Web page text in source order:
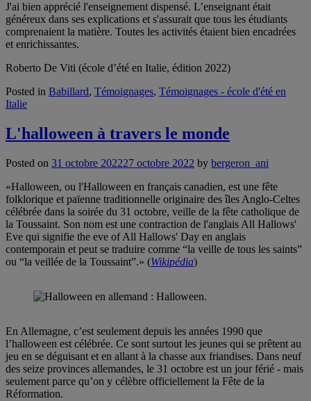
J'ai bien apprécié l'enseignement dispensé. L’enseignant était
généreux dans ses explications et s'assurait que tous les étudiants
comprenaient la matière. Toutes les activités étaient bien encadrées
et enrichissantes.
Roberto De Viti (école d’été en Italie, édition 2022)
Posted in Babillard, Témoignages, Témoignages - école d'été en
Italie
L'halloween à travers le monde
Posted on 31 octobre 202227 octobre 2022 by bergeron_ani
«Halloween, ou l'Halloween en français canadien, est une fête
folklorique et païenne traditionnelle originaire des îles Anglo-Celtes
célébrée dans la soirée du 31 octobre, veille de la fête catholique de
la Toussaint. Son nom est une contraction de l'anglais All Hallows'
Eve qui signifie the eve of All Hallows' Day en anglais
contemporain et peut se traduire comme “la veille de tous les saints”
ou “la veillée de la Toussaint”.» (Wikipédia)
En Allemagne, c’est seulement depuis les années 1990 que
l’halloween est célébrée. Ce sont surtout les jeunes qui se prêtent au
jeu en se déguisant et en allant à la chasse aux friandises. Dans neuf
des seize provinces allemandes, le 31 octobre est un jour férié - mais
seulement parce qu’on y célèbre officiellement la Fête de la
Réformation.